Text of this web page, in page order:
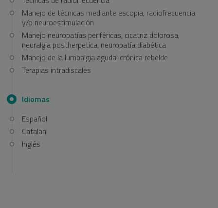
Manejo de técnicas mediante escopia, radiofrecuencia
y/o neuroestimulación
Manejo neuropatías periféricas, cicatriz dolorosa,
neuralgia postherpetica, neuropatía diabética
Manejo de la lumbalgia aguda-crónica rebelde
Terapias intradiscales
Idiomas
Español
Catalán
Inglés